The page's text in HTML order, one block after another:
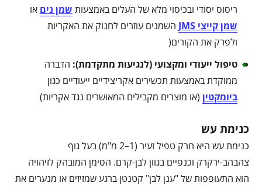
ריסוס יסודי ובכיסוי מלא של העלים באמצעות שמן נים או
שמן קייצי JMS
השמנים עוזרים לחנוק את האקריות
ולפרק את הקורים(
טיפול ייעודי ומקצועי (לנגיעות מתקדמת): הדברה
ממוקדת באמצעות תכשירים אקריצידיים ייעודיים כגון
ביומקטין (או מוצרים מקבילים המאושרים נגד אקריות)
כנימת עש
כנימת עש היא חרק טפיל זעיר (1–2 מ"מ) בעל גוף
צהבהב-ירקרק וכנפיים בגוון לבן-קרם. הסימן המובהק לזיהויה
הוא התעופפות של "ענן לבן" קטנטן ברגע שמזיזים או מנערים את